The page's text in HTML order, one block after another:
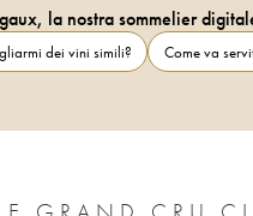
la nostra sommelier
dei vini simili? Come va